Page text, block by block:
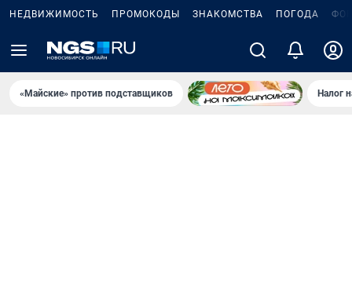
НЕДВИЖИМОСТЬ ПРОМОКОДЫ ЗНАКОМСТВА ПОГОДА
«Майские» против подставщиков Налог